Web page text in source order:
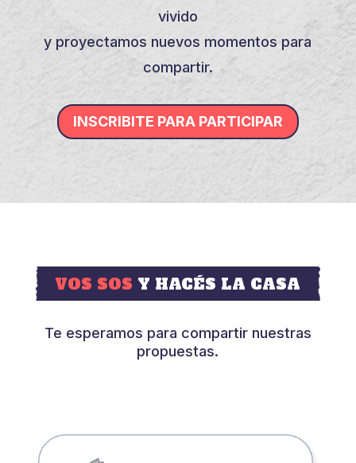
vivido
y proyectamos nuevos momentos para
compartir.
INSCRIBITE PARA PARTICIPAR
VOS SOS Y HACÉS LA CASA
Te esperamos para compartir nuestras
propuestas.